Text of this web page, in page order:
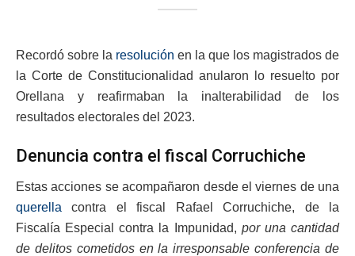
Recordó sobre la resolución en la que los magistrados de
la Corte de Constitucionalidad anularon lo resuelto por
Orellana y reafirmaban la inalterabilidad de los
resultados electorales del 2023.
Denuncia contra el fiscal Corruchiche
Estas acciones se acompañaron desde el viernes de una
querella contra el fiscal Rafael Corruchiche, de la
Fiscalía Especial contra la Impunidad, por una cantidad
de delitos cometidos en la irresponsable conferencia de